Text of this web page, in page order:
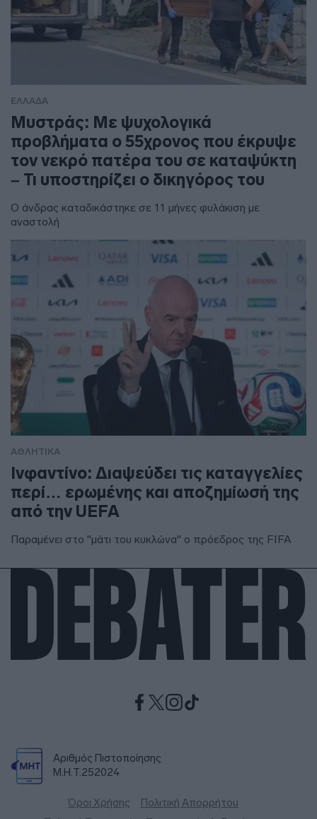
ΕΛΛΑΔΑ
Μυστράς: Με ψυχολογικά
προβλήματα ο 55χρονος που έκρυψε
τον νεκρό πατέρα του σε καταψύκτη
– Τι υποστηρίζει ο δικηγόρος του
Ο άνδρας καταδικάστηκε σε 11 μήνες φυλάκιση με
αναστολή
ΑΘΛΗΤΙΚΑ
Ινφαντίνο: Διαψεύδει τις καταγγελίες
περί… ερωμένης και αποζημίωσή της
από την UEFA
Παραμένει στο "μάτι του κυκλώνα" ο πρόεδρος της FIFA
Αριθμός Πιστοποίησης
Μ.Η.Τ.252024
Όροι Χρήσης
Πολιτική Απορρήτου